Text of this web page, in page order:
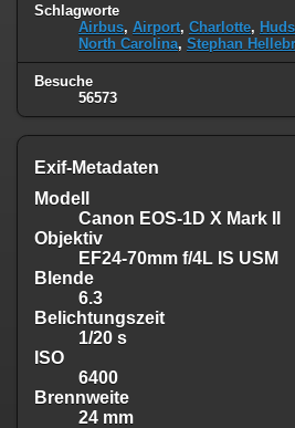
Schlagworte
Airbus, Airport, Charlotte,
North Carolina, Stephan
Besuche
56573
Exif-Metadaten
Modell
Canon EOS-1D X Mark II
Objektiv
EF24-70mm f/4L IS USM
Blende
6.3
Belichtungszeit
1/20 s
ISO
6400
Brennweite
24 mm